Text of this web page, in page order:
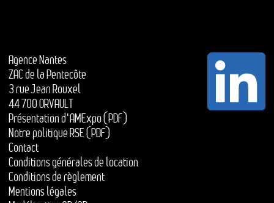
Agence Nantes
ZAC de la Pentecôte
3 rue Jean Rouxel
44 700 ORVAULT
Présentation d'AMExpo (PDF)
Notre politique RSE (PDF)
Contact
Conditions générales de location
Conditions de règlement
Mentions légales